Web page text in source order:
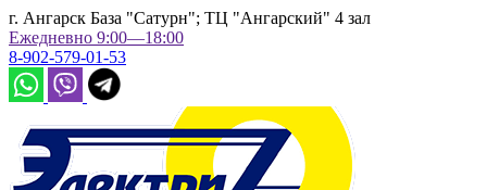
г. Ангарск База "Сатурн"; ТЦ "Ангарский" 4 зал
Ежедневно 9:00—18:00
8-902-579-01-53